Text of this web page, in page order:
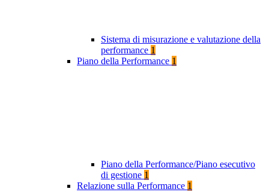
Sistema di misurazione e valutazione della
performance 1
Piano della Performance 1
Piano della Performance/Piano esecutivo
di gestione 1
Relazione sulla Performance 1